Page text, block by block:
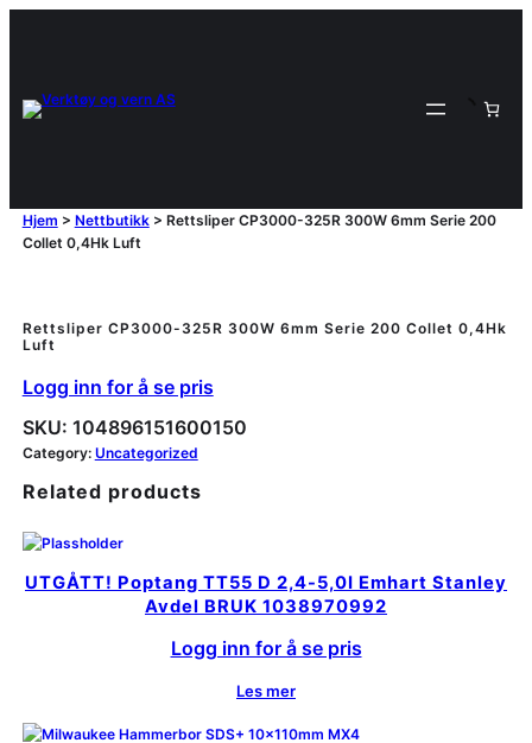
Hjem > Nettbutikk> Rettsliper CP3000-325R 300W 6mm Serie 200
Collet 0,4Hk Luft
Rettsliper CP3000-325R 300W 6mm Serie 200 Collet 0,4Hk
Luft
Logg inn for å se pris
SKU: 104896151600150
Category: Uncategorized
Related products
UTGÅTT! Poptang TT55 D 2,4-5,0I Emhart Stanley
Avdel BRUK 1038970992
Logg inn for å se pris
Les mer